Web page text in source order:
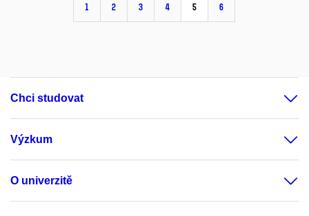
1 2 3 4 5 6
Chci studovat
Výzkum
O univerzitě